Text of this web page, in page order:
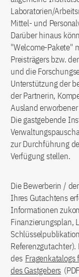
Laboratorien/
Mittel- und
Darüber hinaus
"Welcome-Pakete"
Preisträgers bzw.
und die
Unterstützung der
der Partnerin,
Ausland
Die gastgebende
zur Durchführung
Verfügung stellen.
Die Bewerberin /
Ihres Gutachtens
Informationen
Finanzierungsplan,
des
des Gastgebers